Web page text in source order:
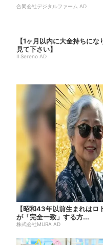
合同会社デジタルファーム AD
【1ヶ月以内に大金持ちに
見て下さい】
Il Sereno AD
【昭和43年以前生まれは
が「完全一致」する方...
株式会社MURA AD